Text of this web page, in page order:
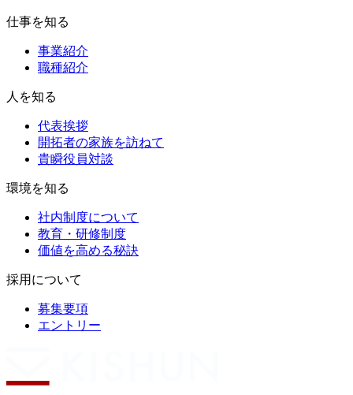
仕事を知る
事業紹介
職種紹介
人を知る
代表挨拶
開拓者の家族を訪ねて
貴瞬役員対談
環境を知る
社内制度について
教育・研修制度
価値を高める秘訣
採用について
募集要項
エントリー